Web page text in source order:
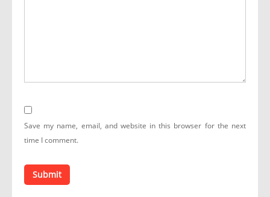
Save my name, email, and website in this browser for the next
time I comment.